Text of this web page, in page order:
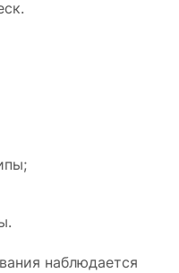
наблюдается